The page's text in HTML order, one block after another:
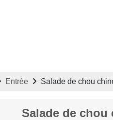
Entrée Salade de chou
Salade de